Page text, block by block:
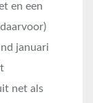
en een
januari
net als